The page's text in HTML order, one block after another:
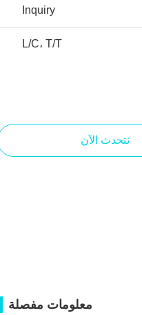
Inquiry
L/C، T/T
نتحدث الآن
معلومات مفصلة